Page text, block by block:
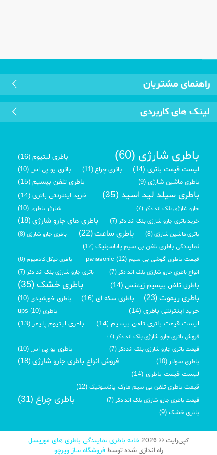
راهنمای مشتریان
لینک های کاربردی
باطری شارژی (60)
باطری لیتیوم (16)
لیست قیمت باتری (14)
باتری چراغ (11)
باتری یو پی اس (10)
باطری ماشین شارژی (9)
باطری تلفن بیسیم (15)
باطری سیلد لید اسید (35) خرید اینترنتی باتری (14)
جارو شارژی بلک اند دکر (7) شارژر باطری (10)
خرید باتری جارو شارژی بلک اند دکر (7) باطری های جارو شارژی (18)
باتری ماشین شارژی (8) باطری ساعت (22) باطری جارو شارژی (8)
نمایندگی باطری تلفن بی سیم پاناسونیک (12)
قیمت باطری گوشی بی سیم panasonic (12)
باطری نیکل کادمیوم (8)
انواع باطري جارو شارژی بلک اند دکر (7)
باتری جارو شارژی بلک اند دکر (7)
باطری تلفن بیسیم زیمنس (14) باطری خشک (35)
باطری ریموت (23) باطری سکه ای (16) باطری خورشیدی (10)
خرید اینترنتی باطری (14) باطری ups (10)
لیست قیمت باتری تلفن بیسیم (14) باطری لیتیوم پلیمر (13)
فروش باتری جارو شارژی بلک اند دکر (7)
قیمت باتری جارو شارژی بلک انددکر (7)
باطری یو پی اس (10)
باطری سولار (10)
فروش انواع باطری جارو شارژی (18)
لیست قیمت باطری (14)
قیمت باطری تلفن بی سیم مارک پاناسونیک (12)
قیمت باطری جارو شارژی بلک اند دکر (7) باطری چراغ (31)
باتری خشک (9)
کپی‌رایت © 2026
خانه باطری نمایندگی باطری های موریسل
راه اندازی شده توسطفروشگاه ساز ویرچو